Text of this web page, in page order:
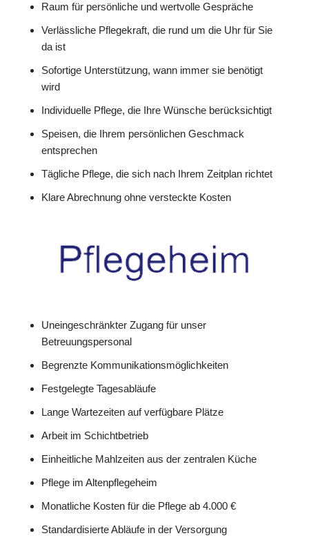
Raum für persönliche und wertvolle Gespräche
Verlässliche Pflegekraft, die rund um die Uhr für Sie
da ist
Sofortige Unterstützung, wann immer sie benötigt
wird
Individuelle Pflege, die Ihre Wünsche berücksichtigt
Speisen, die Ihrem persönlichen Geschmack
entsprechen
Tägliche Pflege, die sich nach Ihrem Zeitplan richtet
Klare Abrechnung ohne versteckte Kosten
Uneingeschränkter Zugang für unser
Betreuungspersonal
Begrenzte Kommunikationsmöglichkeiten
Festgelegte Tagesabläufe
Lange Wartezeiten auf verfügbare Plätze
Arbeit im Schichtbetrieb
Einheitliche Mahlzeiten aus der zentralen Küche
Pflege im Altenpflegeheim
Monatliche Kosten für die Pflege ab 4.000 €
Standardisierte Abläufe in der Versorgung